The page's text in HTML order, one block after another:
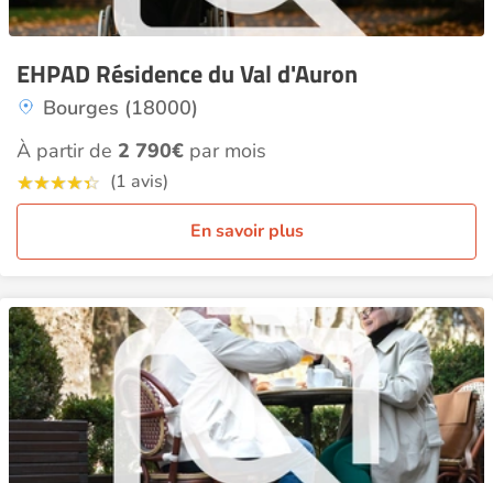
EHPAD Résidence du Val d'Auron
Bourges (18000)
À partir de 2 790€ par mois
(1 avis)
En savoir plus